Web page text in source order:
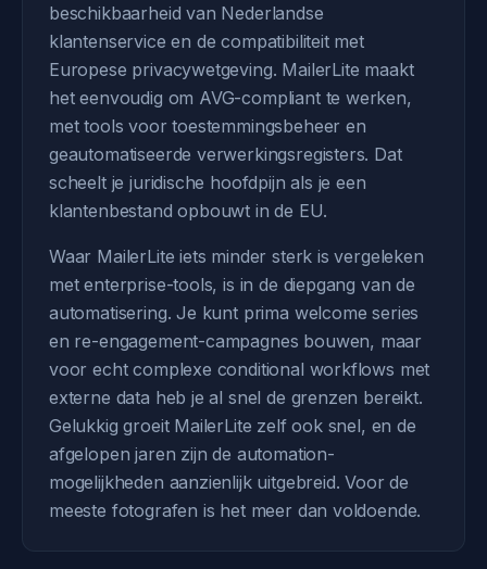
beschikbaarheid van Nederlandse
klantenservice en de compatibiliteit met
Europese privacywetgeving. MailerLite maakt
het eenvoudig om AVG-compliant te werken,
met tools voor toestemmingsbeheer en
geautomatiseerde verwerkingsregisters. Dat
scheelt je juridische hoofdpijn als je een
klantenbestand opbouwt in de EU.
Waar MailerLite iets minder sterk is vergeleken
met enterprise-tools, is in de diepgang van de
automatisering. Je kunt prima welcome series
en re-engagement-campagnes bouwen, maar
voor echt complexe conditional workflows met
externe data heb je al snel de grenzen bereikt.
Gelukkig groeit MailerLite zelf ook snel, en de
afgelopen jaren zijn de automation-
mogelijkheden aanzienlijk uitgebreid. Voor de
meeste fotografen is het meer dan voldoende.